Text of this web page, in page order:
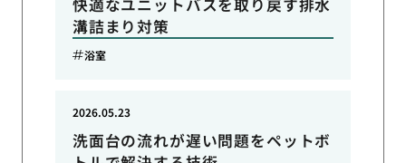
溝詰まり対策
浴室
洗面台の流れが遅い問題をペットボ
2026.05.23